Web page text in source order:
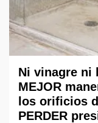
Ni vinagre ni
MEJOR
los orificios
PERDER